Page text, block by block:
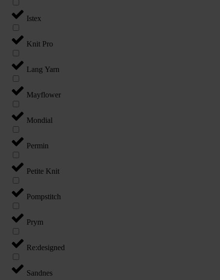
Istex
Knit Pro
Lang Yarn
Mayflower
Mondial
Permin
Petite Knit
Pompstitch
Prym
Re:designed
Sandnes